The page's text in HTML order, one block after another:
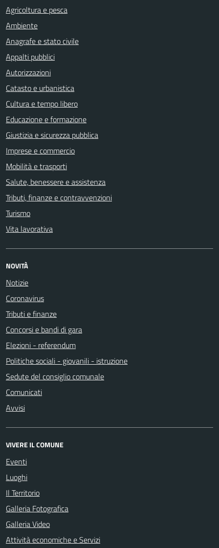
Agricoltura e pesca
Ambiente
Anagrafe e stato civile
Appalti pubblici
Autorizzazioni
Catasto e urbanistica
Cultura e tempo libero
Educazione e formazione
Giustizia e sicurezza pubblica
Imprese e commercio
Mobilità e trasporti
Salute, benessere e assistenza
Tributi, finanze e contravvenzioni
Turismo
Vita lavorativa
NOVITÀ
Notizie
Coronavirus
Tributi e finanze
Concorsi e bandi di gara
Elezioni - referendum
Politiche sociali - giovanili - istruzione
Sedute del consiglio comunale
Comunicati
Avvisi
VIVERE IL COMUNE
Eventi
Luoghi
Il Territorio
Galleria Fotografica
Galleria Video
Attività economiche e Servizi